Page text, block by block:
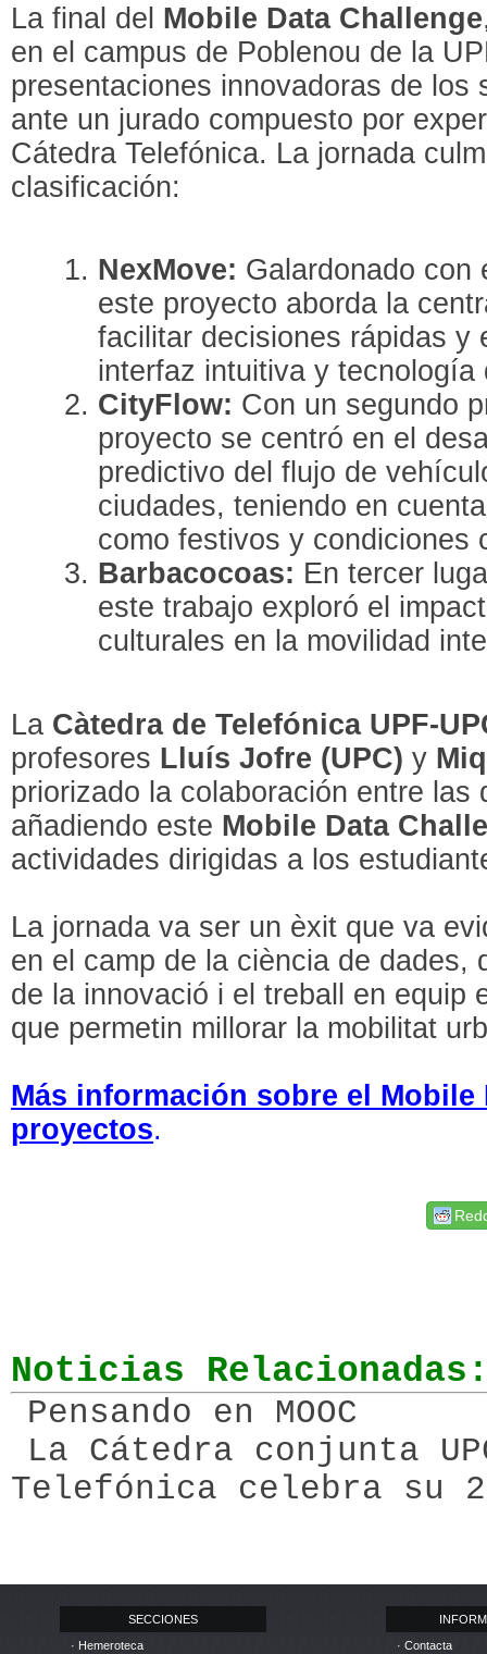
La final del Mobile Data Challenge
en el campus de Poblenou de la
presentaciones innovadoras de los
ante un jurado compuesto por
Cátedra Telefónica. La jornada
clasificación:
NexMove: Galardonado con
este proyecto aborda la
facilitar decisiones rápidas y
interfaz intuitiva y tecnología
CityFlow: Con un segundo
proyecto se centró en el
predictivo del flujo de
ciudades, teniendo en
como festivos y condiciones
Barbacocoas: En tercer
este trabajo exploró el
culturales en la movilidad
La Càtedra de Telefónica UPF-
profesores Lluís Jofre (UPC) y
priorizado la colaboración entre las
añadiendo este Mobile Data
actividades dirigidas a los
La jornada va ser un èxit que va
en el camp de la ciència de dades,
de la innovació i el treball en equip
que permetin millorar la mobilitat
Más información sobre el Mobile
proyectos.
Noticias
Pensando en MOOC
La Cátedra conjunta
Telefónica celebra su
SECCIONES
· Hemeroteca
· Contacta